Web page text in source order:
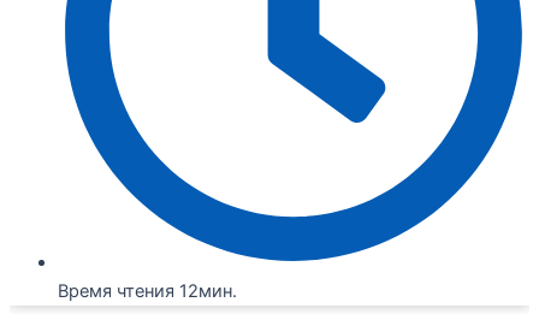
Время чтения 12мин.